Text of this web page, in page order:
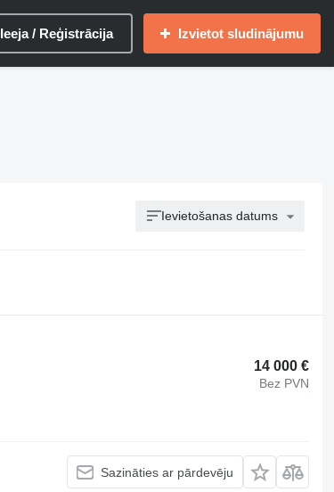
Ieeja / Reģistrācija Izvietot sludinājumu
Ievietošanas datums
14 000 €
Bez PVN
Sazināties ar pārdevēju